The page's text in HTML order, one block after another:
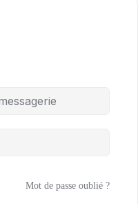
Mot de passe oublié ?